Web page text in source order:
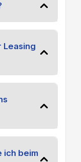
Leasing
ich beim